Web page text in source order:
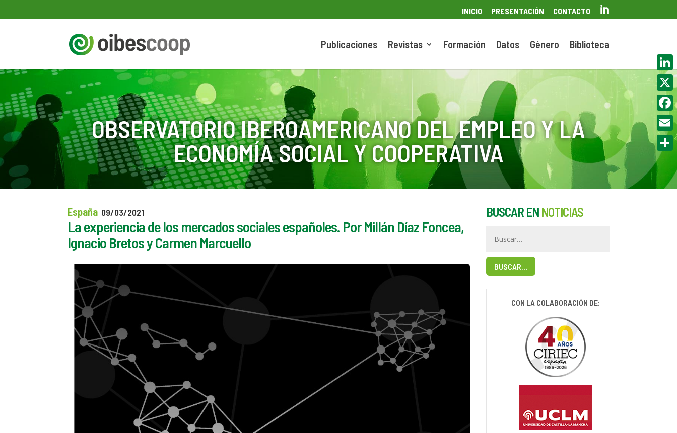
INICIO PRESENTACIÓN CONTACTO 
Publicaciones Revistas Formación Datos Género Biblioteca
OBSERVATORIO IBEROAMERICANO DEL EMPLEO Y LA
ECONOMÍA SOCIAL Y COOPERATIVA
España 09/03/2021
La experiencia de los mercados sociales españoles. Por Millán Díaz Foncea,
Ignacio Bretos y Carmen Marcuello
BUSCAR EN NOTICIAS
BUSCAR…
CON LA COLABORACIÓN DE:
X
Email